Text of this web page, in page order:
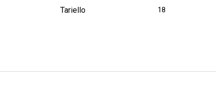
Tariello 18